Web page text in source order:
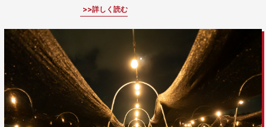
詳しく読む